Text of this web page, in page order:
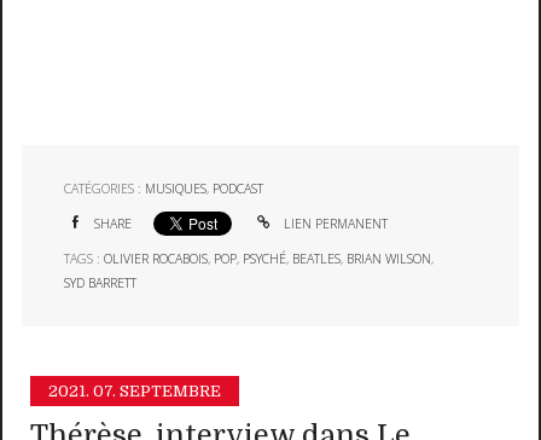
CATÉGORIES : MUSIQUES, PODCAST
SHARE LIEN PERMANENT
TAGS :OLIVIER ROCABOIS, POP, PSYCHÉ, BEATLES, BRIAN WILSON,
SYD BARRETT
2021. 07. SEPTEMBRE